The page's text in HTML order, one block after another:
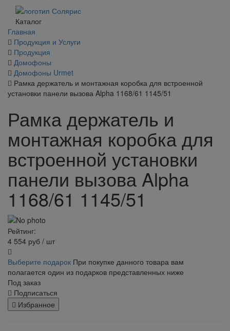
Каталог
Главная
Продукция и Услуги
Продукция
Домофоны
Домофоны Urmet
Рамка держатель и монтажная коробка для встроенной
установки панели вызова Alpha 1168/61 1145/51
Рамка держатель и
монтажная коробка для
встроенной установки
панели вызова Alpha
1168/61 1145/51
Рейтинг:
4 554 руб / шт
Выберите подарок При покупке данного товара вам
полагается один из подарков представленных ниже
Под заказ
Подписаться
Избранное